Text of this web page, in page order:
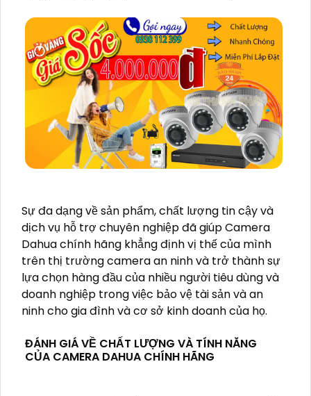
Sự đa dạng về sản phẩm, chất lượng tin cậy và
dịch vụ hỗ trợ chuyên nghiệp đã giúp Camera
Dahua chính hãng khẳng định vị thế của mình
trên thị trường camera an ninh và trở thành sự
lựa chọn hàng đầu của nhiều người tiêu dùng và
doanh nghiệp trong việc bảo vệ tài sản và an
ninh cho gia đình và cơ sở kinh doanh của họ.
ĐÁNH GIÁ VỀ CHẤT LƯỢNG VÀ TÍNH NĂNG
CỦA CAMERA DAHUA CHÍNH HÃNG